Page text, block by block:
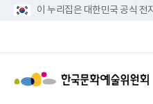
이 누리집은 대한민국 공식 전